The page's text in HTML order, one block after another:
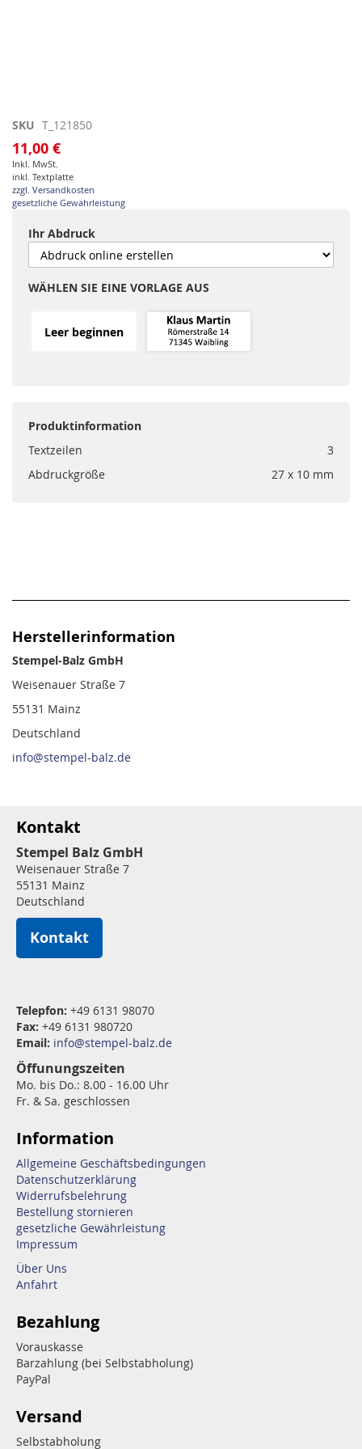
Zum
Anfang
der
Bildgalerie
springen
SKU T_121850
11,00 €
Inkl. MwSt.
inkl. Textplatte
zzgl. Versandkosten
gesetzliche Gewährleistung
Ihr Abdruck
WÄHLEN SIE EINE VORLAGE AUS
Leer beginnen
Produktinformation
Textzeilen
3
Abdruckgröße
27 x 10 mm
Herstellerinformation
Stempel-Balz GmbH
Weisenauer Straße 7
55131 Mainz
Deutschland
info@stempel-balz.de
Kontakt
Stempel Balz GmbH
Weisenauer Straße 7
55131 Mainz
Deutschland
Kontakt
Telepfon: +49 6131 98070
Fax: +49 6131 980720
Email: info@stempel-balz.de
Öffunungszeiten
Mo. bis Do.: 8.00 - 16.00 Uhr
Fr. & Sa. geschlossen
Information
Allgemeine Geschäftsbedingungen
Datenschutzerklärung
Widerrufsbelehrung
Bestellung stornieren
gesetzliche Gewährleistung
Impressum
Über Uns
Anfahrt
Bezahlung
Vorauskasse
Barzahlung (bei Selbstabholung)
PayPal
Versand
Selbstabholung